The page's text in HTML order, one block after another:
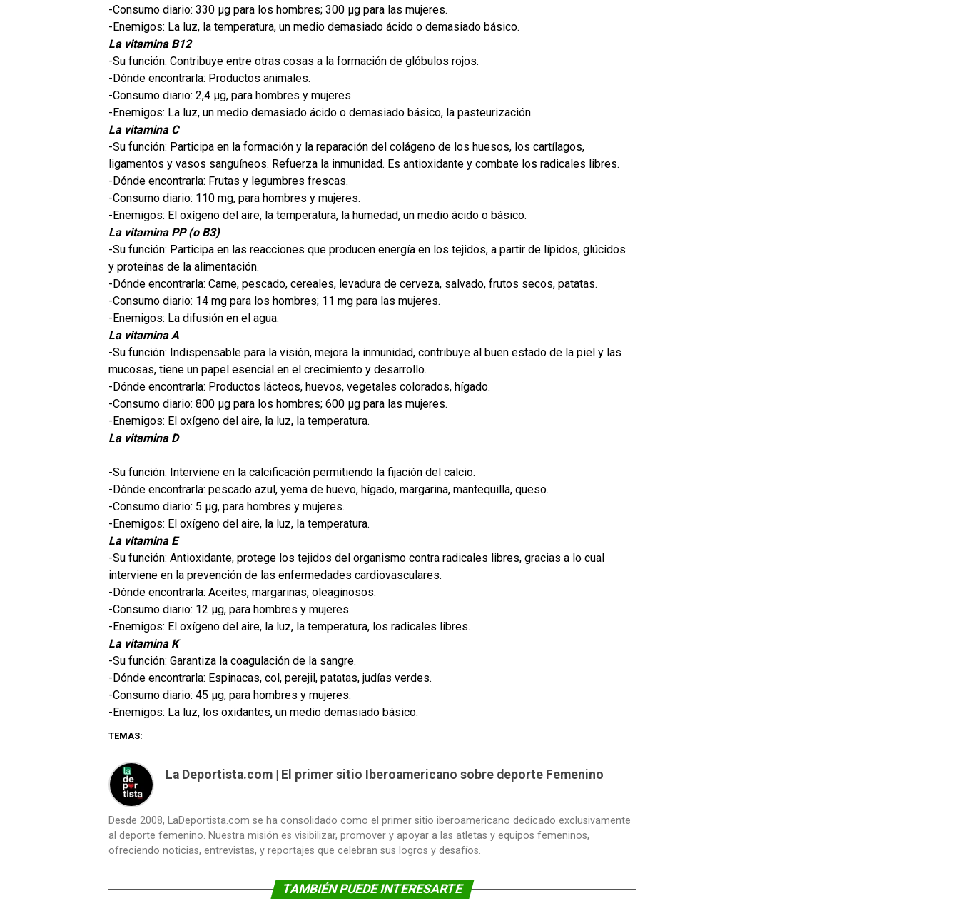
-Consumo diario: 330 µg para los hombres; 300 µg para las mujeres.
-Enemigos: La luz, la temperatura, un medio demasiado ácido o demasiado básico.
La vitamina B12
-Su función: Contribuye entre otras cosas a la formación de glóbulos rojos.
-Dónde encontrarla: Productos animales.
-Consumo diario: 2,4 µg, para hombres y mujeres.
-Enemigos: La luz, un medio demasiado ácido o demasiado básico, la pasteurización.
La vitamina C
-Su función: Participa en la formación y la reparación del colágeno de los huesos, los cartílagos,
ligamentos y vasos sanguíneos. Refuerza la inmunidad. Es antioxidante y combate los radicales libres.
-Dónde encontrarla: Frutas y legumbres frescas.
-Consumo diario: 110 mg, para hombres y mujeres.
-Enemigos: El oxígeno del aire, la temperatura, la humedad, un medio ácido o básico.
La vitamina PP (o B3)
-Su función: Participa en las reacciones que producen energía en los tejidos, a partir de lípidos, glúcidos
y proteínas de la alimentación.
-Dónde encontrarla: Carne, pescado, cereales, levadura de cerveza, salvado, frutos secos, patatas.
-Consumo diario: 14 mg para los hombres; 11 mg para las mujeres.
-Enemigos: La difusión en el agua.
La vitamina A
-Su función: Indispensable para la visión, mejora la inmunidad, contribuye al buen estado de la piel y las
mucosas, tiene un papel esencial en el crecimiento y desarrollo.
-Dónde encontrarla: Productos lácteos, huevos, vegetales colorados, hígado.
-Consumo diario: 800 µg para los hombres; 600 µg para las mujeres.
-Enemigos: El oxígeno del aire, la luz, la temperatura.
La vitamina D
-Su función: Interviene en la calcificación permitiendo la fijación del calcio.
-Dónde encontrarla: pescado azul, yema de huevo, hígado, margarina, mantequilla, queso.
-Consumo diario: 5 µg, para hombres y mujeres.
-Enemigos: El oxígeno del aire, la luz, la temperatura.
La vitamina E
-Su función: Antioxidante, protege los tejidos del organismo contra radicales libres, gracias a lo cual
interviene en la prevención de las enfermedades cardiovasculares.
-Dónde encontrarla: Aceites, margarinas, oleaginosos.
-Consumo diario: 12 µg, para hombres y mujeres.
-Enemigos: El oxígeno del aire, la luz, la temperatura, los radicales libres.
La vitamina K
-Su función: Garantiza la coagulación de la sangre.
-Dónde encontrarla: Espinacas, col, perejil, patatas, judías verdes.
-Consumo diario: 45 µg, para hombres y mujeres.
-Enemigos: La luz, los oxidantes, un medio demasiado básico.
TEMAS:
La Deportista.com | El primer sitio Iberoamericano sobre deporte Femenino
Desde 2008, LaDeportista.com se ha consolidado como el primer sitio iberoamericano dedicado exclusivamente
al deporte femenino. Nuestra misión es visibilizar, promover y apoyar a las atletas y equipos femeninos,
ofreciendo noticias, entrevistas, y reportajes que celebran sus logros y desafíos.
TAMBIÉN PUEDE INTERESARTE